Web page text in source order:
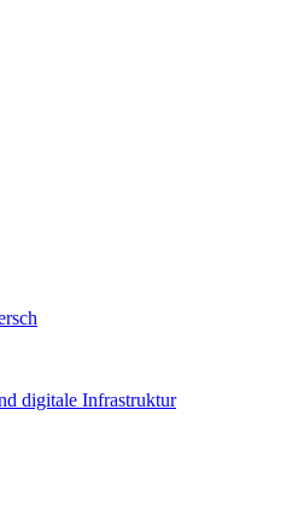
digitale Infrastruktur